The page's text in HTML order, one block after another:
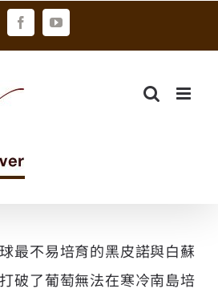
FacebookYouTube
最不易培育的黑皮諾與白蘇
破了葡萄無法在寒冷南島培